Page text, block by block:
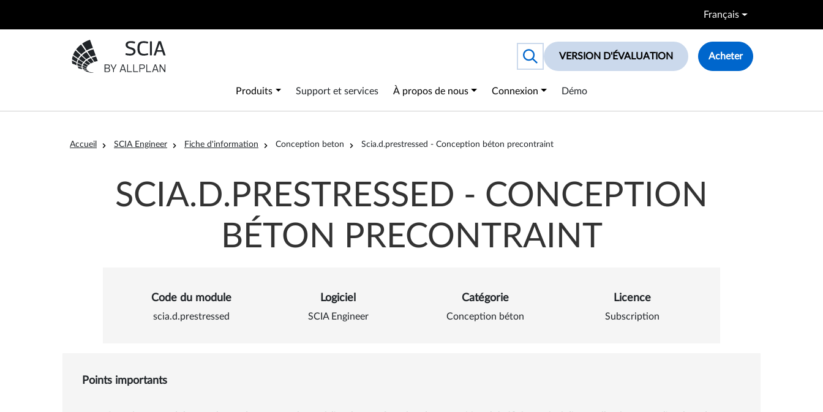
Français
Toggle search box
VERSION D'ÉVALUATION Acheter
Main navigation
Produits Support et services À propos de nous Connexion Démo
Fil d'Ariane
Accueil SCIA Engineer Fiche d'information Conception beton Scia.d.prestressed - Conception béton precontraint
SCIA.D.PRESTRESSED - CONCEPTION
BÉTON PRECONTRAINT
Code du module
scia.d.prestressed
Logiciel
SCIA Engineer
Catégorie
Conception béton
Licence
Subscription
Points importants